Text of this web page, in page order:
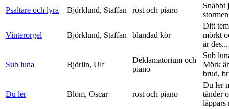
Psaltare och lyra Björklund, Staffan röst och piano
Snabbt
Vinterorgel Björklund, Staffan blandad kör
Ditt
mörkt
är des...
Sub luna Björlin, Ulf
Deklamatorium och
piano
Sub
Mörk
brud,
Du ler Blom, Oscar röst och piano
Du ler
tänder
läppars